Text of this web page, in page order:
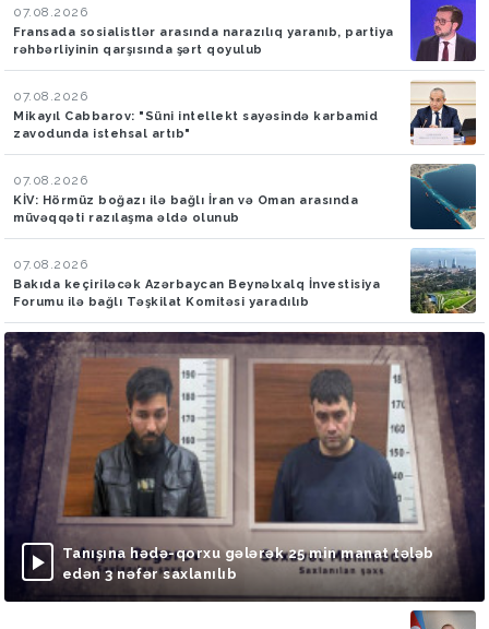
07.08.2026
Fransada sosialistlər arasında narazılıq yaranıb, partiya
rəhbərliyinin qarşısında şərt qoyulub
07.08.2026
Mikayıl Cabbarov: "Süni intellekt sayəsində karbamid
zavodunda istehsal artıb"
07.08.2026
KİV: Hörmüz boğazı ilə bağlı İran və Oman arasında
müvəqqəti razılaşma əldə olunub
07.08.2026
Bakıda keçiriləcək Azərbaycan Beynəlxalq İnvestisiya
Forumu ilə bağlı Təşkilat Komitəsi yaradılıb
Tanışına hədə-qorxu gələrək 25 min manat tələb
edən 3 nəfər saxlanılıb